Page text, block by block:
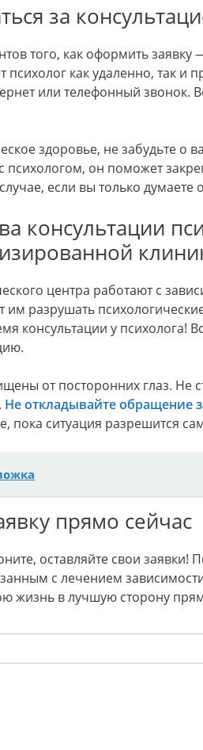
за
того, как оформить
психолог как удаленно, так и
или телефонный
здоровье, не забудьте о
психологом, он поможет
если вы только думаете
консультации
центра работают с
разрушать
консультации у психолога!
от посторонних глаз. Не
Не откладывайте обращение
пока ситуация разрешится
прямо сейчас
оставляйте свои заявки!
с лечением
жизнь в лучшую сторону